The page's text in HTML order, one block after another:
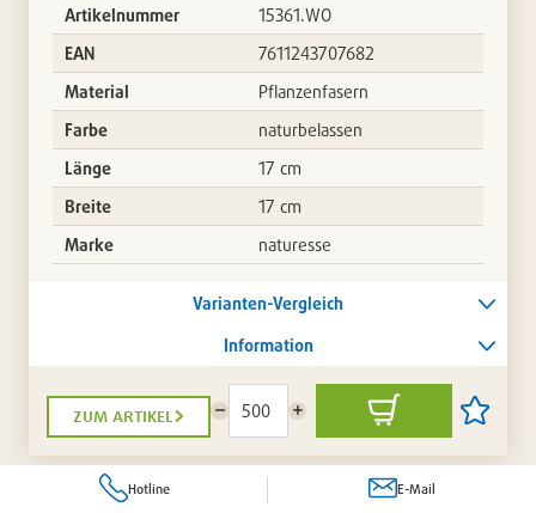
Artikelnummer
15361.WO
EAN
7611243707682
Material
Pflanzenfasern
Farbe
naturbelassen
Länge
17 cm
Breite
17 cm
Marke
naturesse
Varianten-Vergleich
Information
zum artikel
Menge
reduzieren
Menge
erhöhen
In
den
Artikel
Hotline E-Mail